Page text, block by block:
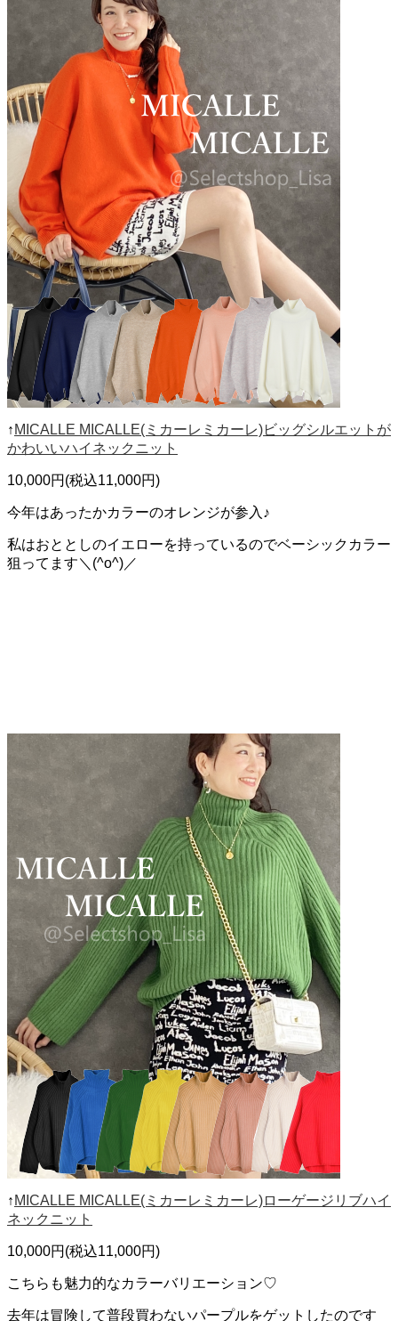
↑ MICALLE MICALLE(ミカーレミカーレ)ビッグシルエットが
かわいいハイネックニット
10,000円(税込11,000円)
今年はあったかカラーのオレンジが参入♪
私はおととしのイエローを持っているのでベーシックカラー
狙ってます＼(^o^)／
↑ MICALLE MICALLE(ミカーレミカーレ)ローゲージリブハイ
ネックニット
10,000円(税込11,000円)
こちらも魅力的なカラーバリエーション♡
去年は冒険して普段買わないパープルをゲットしたのです